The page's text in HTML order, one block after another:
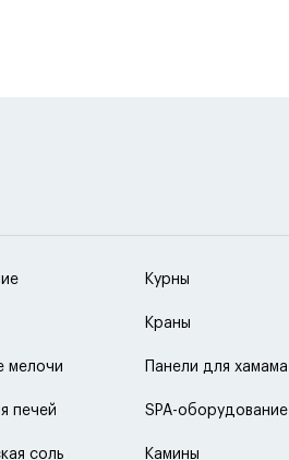
мелочи
печей
соль
Курны
Краны
Панели для хамама
SPA-оборудование
Камины